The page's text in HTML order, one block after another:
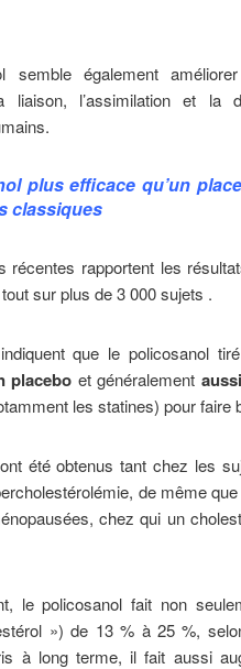
semble également
liaison, l’assimilation et la
plus efficace qu’un
classiques
récentes rapportent les
sur plus de 3 000 sujets .
que le policosanol
placebo et généralement
les statines) pour faire
été obtenus tant chez les
de même
chez qui un
le policosanol fait non
») de 13 % à 25 %,
à long terme, il fait aussi